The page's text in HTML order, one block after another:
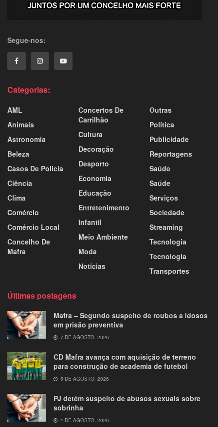
Segue-nos:
Categorias:
AML
Animais
Astronomia
Beleza
Casos De Policia
Ciência
Clima
Comércio
Comércio Local
Concelho De
Mafra
Concertos De
Carrilhão
Cultura
Decoração
Desporto
Economia
Educação
Entretenimento
Infantil
Meio Ambiente
Moda
Notícias
Outras
Política
Publicidade
Reportagens
Saúde
Saúde
Serviços
Sociedade
Streaming
Tecnologia
Tecnologia
Transportes
Últimas postagens
Mafra – Segundo suspeito de roubos a idosos
em prisão preventiva
7 DE AGOSTO, 2026
CD Mafra avança com aquisição de terreno
para construção de academia de futebol
5 DE AGOSTO, 2026
PJ detém suspeito de abusos sexuais sobre
sobrinha
4 DE AGOSTO, 2026